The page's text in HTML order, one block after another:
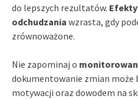
do lepszych rezultatów.
odchudzania wzrasta, gdy
zrównoważone.
Nie zapominaj o
dokumentowanie zmian może
motywacji oraz dowodem na